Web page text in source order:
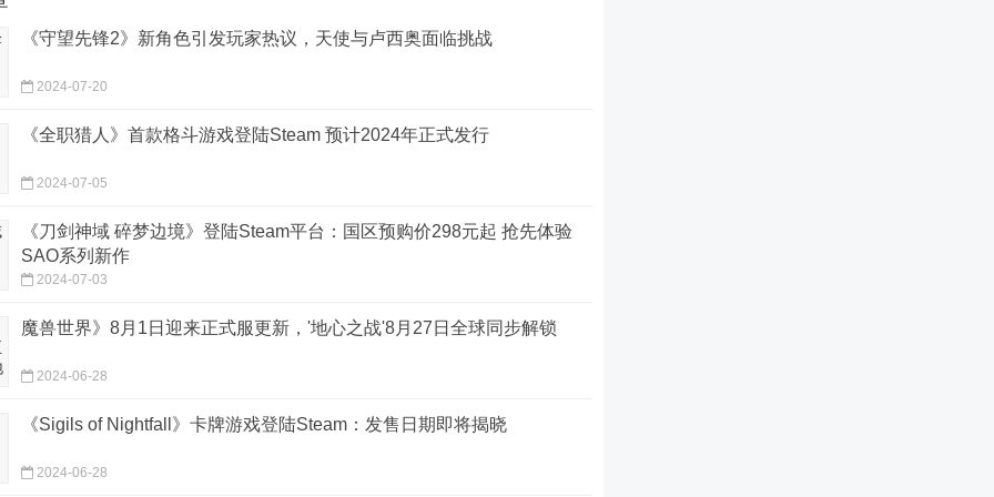
《守望先锋2》新角色引发玩家热议，天使与卢西奥面临挑战
2024-07-20
《全职猎人》首款格斗游戏登陆Steam 预计2024年正式发行
2024-07-05
《刀剑神域 碎梦边境》登陆Steam平台：国区预购价298元起 抢先体验
SAO系列新作
2024-07-03
魔兽世界》8月1日迎来正式服更新，'地心之战'8月27日全球同步解锁
2024-06-28
《Sigils of Nightfall》卡牌游戏登陆Steam：发售日期即将揭晓
2024-06-28